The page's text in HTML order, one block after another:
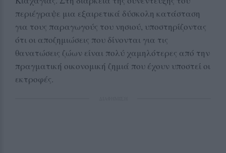
περιέγραψε μια εξαιρετικά δύσκολη κατάσταση
για τους παραγωγούς του νησιού, υποστηρίζοντας
ότι οι αποζημιώσεις που δίνονται για τις
θανατώσεις ζώων είναι πολύ χαμηλότερες από την
πραγματική οικονομική ζημιά που έχουν υποστεί οι
εκτροφές.